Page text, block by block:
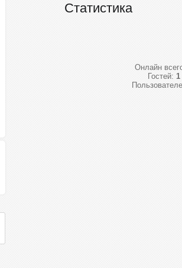
Статистика
Онлайн
Гостей: 1